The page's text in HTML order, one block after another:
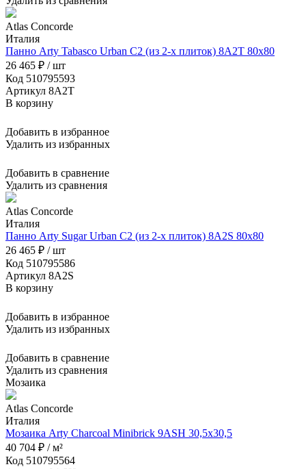
Atlas Concorde
Италия
Панно Arty Tabasco Urban C2 (из 2-х плиток) 8A2T 80x80
26 465 ₽ / шт
Код 510795593
Артикул 8A2T
В корзину
Добавить в избранное
Удалить из избранных
Добавить в сравнение
Удалить из сравнения
Atlas Concorde
Италия
Панно Arty Sugar Urban C2 (из 2-х плиток) 8A2S 80x80
26 465 ₽ / шт
Код 510795586
Артикул 8A2S
В корзину
Добавить в избранное
Удалить из избранных
Добавить в сравнение
Удалить из сравнения
Мозаика
Atlas Concorde
Италия
Мозаика Arty Charcoal Minibrick 9ASH 30,5x30,5
40 704 ₽ / м²
Код 510795564